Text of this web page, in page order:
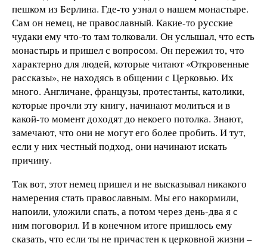
пешком из Берлина. Где-то узнал о нашем монастыре.
Сам он немец, не православный. Какие-то русские
чудаки ему что-то там толковали. Он услышал, что есть
монастырь и пришел с вопросом. Он пережил то, что
характерно для людей, которые читают «Откровенные
рассказы», не находясь в общении с Церковью. Их
много. Англичане, французы, протестанты, католики,
которые прочли эту книгу, начинают молиться и в
какой-то момент доходят до некоего потолка. Знают,
замечают, что они не могут его более пробить. И тут,
если у них честный подход, они начинают искать
причину.
Так вот, этот немец пришел и не высказывал никакого
намерения стать православным. Мы его накормили,
напоили, уложили спать, а потом через день-два я с
ним поговорил. И в конечном итоге пришлось ему
сказать, что если ты не причастен к церковной жизни –